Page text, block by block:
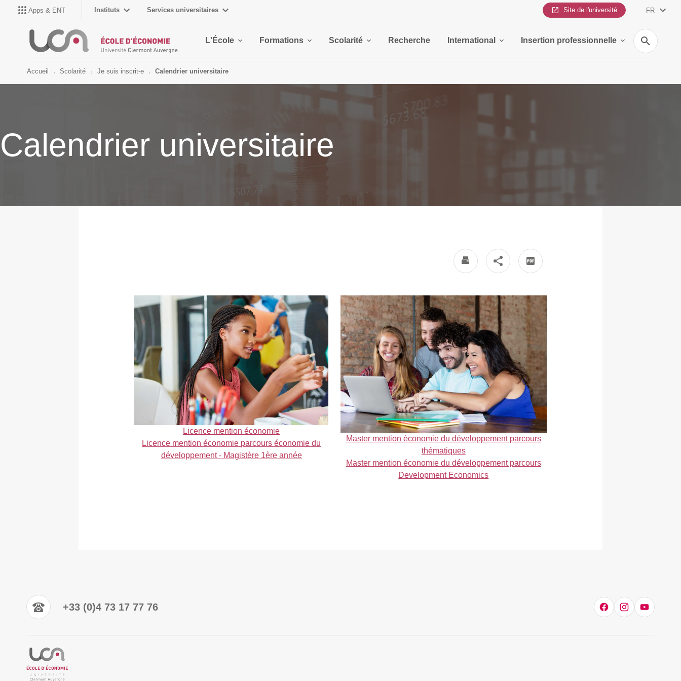
Apps & ENT Instituts Services universitaires Site de l'université FR
L'École Formations Scolarité Recherche International Insertion professionnelle
Recherche
Accueil Scolarité Je suis inscrit-e Calendrier universitaire
Calendrier universitaire
Licence mention économie
Licence mention économie parcours économie du
développement - Magistère 1ère année
Master mention économie du développement parcours
thématiques
Master mention économie du développement parcours
Development Economics
+33 (0)4 73 17 77 76